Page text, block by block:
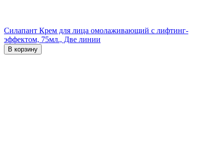
Силапант Крем для лица омолаживающий с лифтинг-
эффектом, 75мл., Две линии
В корзину